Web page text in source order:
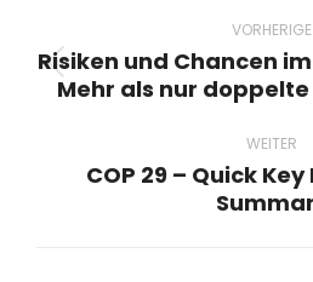
VORHERIGE
Risiken und Chancen im
Mehr als nur
WEITER
COP 29 – Quick